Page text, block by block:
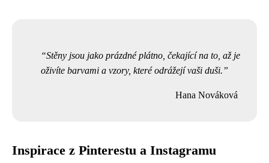
Stěny jsou jako prázdné plátno, čekající na to, až je
oživíte barvami a vzory, které odrážejí vaši duši.
Hana Nováková
Inspirace z Pinterestu a Instagramu